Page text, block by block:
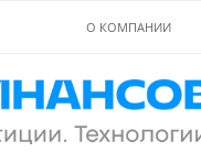
О КОМПАНИИ